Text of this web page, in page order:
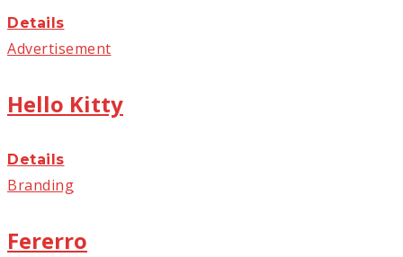
Details
Advertisement
Hello Kitty
Details
Branding
Fererro